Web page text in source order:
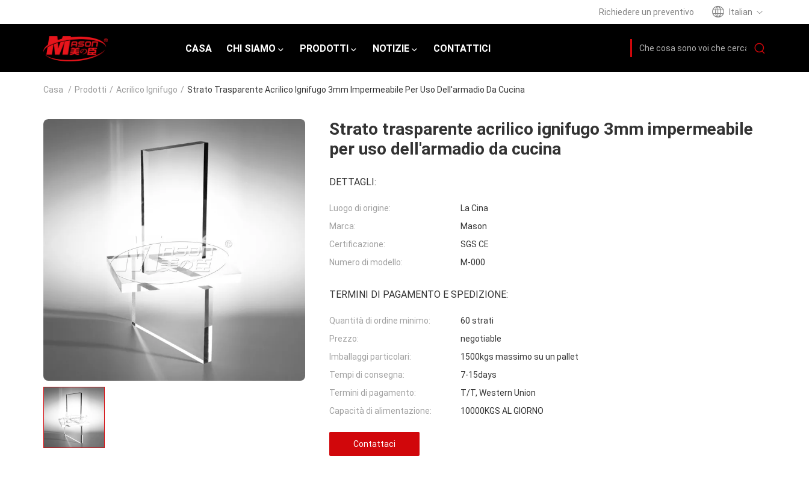
Richiedere un preventivo Italian
CASA CHI SIAMO PRODOTTI NOTIZIE CONTATTICI
Casa / Prodotti / Acrilico Ignifugo / Strato Trasparente Acrilico Ignifugo 3mm Impermeabile Per Uso Dell'armadio Da Cucina
Strato trasparente acrilico ignifugo 3mm impermeabile
per uso dell'armadio da cucina
DETTAGLI:
Luogo di origine:
La Cina
Marca:
Mason
Certificazione:
SGS CE
Numero di modello:
M-000
TERMINI DI PAGAMENTO E SPEDIZIONE:
Quantità di ordine minimo:
60 strati
Prezzo:
negotiable
Imballaggi particolari:
1500kgs massimo su un pallet
Tempi di consegna:
7-15days
Termini di pagamento:
T/T, Western Union
Capacità di alimentazione:
10000KGS AL GIORNO
Contattaci